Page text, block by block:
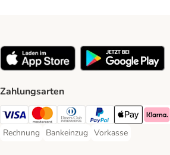
Zahlungsarten
Visa Payment Method
Mastercard Payment Method
Diners Club Payment Method
PayPal Payment
Apple PayKlarna
Rechnung
Rechnung Payment Method
Bankeinzug
Bankeinzug Payment Method
Vorkasse
Vorkasse Payment